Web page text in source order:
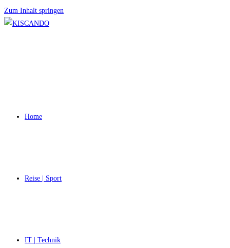
Zum Inhalt springen
Home
Reise | Sport
IT | Technik